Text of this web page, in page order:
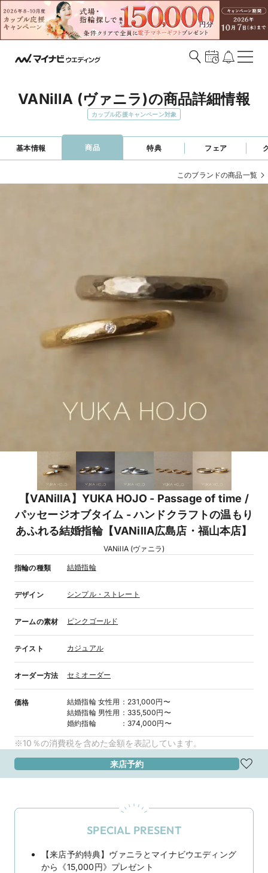
VANillA (ヴァニラ)の商品詳細情報
カップル応援キャンペーン対象
基本情報 商品 特典 フェア
このブランドの商品一覧
【VANillA】YUKA HOJO - Passage of time /
パッセージオブタイム - ハンドクラフトの温もり
あふれる結婚指輪【VANillA広島店・福山本店】
VANillA (ヴァニラ)
指輪の種類 結婚指輪
デザイン シンプル・ストレート
アームの素材 ピンクゴールド
テイスト カジュアル
オーダー方法 セミオーダー
価格 結婚指輪 女性用 ： 231,000円〜
結婚指輪 男性用 ： 335,500円〜
婚約指輪
： 374,000円〜
※10％の消費税を含めた金額を表記しています。
来店予約
SPECIAL PRESENT
【来店予約特典】ヴァニラとマイナビウエディング
から《15,000円》プレゼント